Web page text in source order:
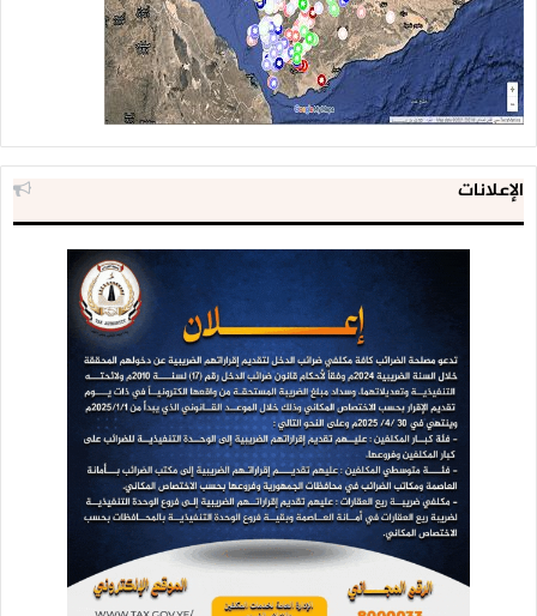
الإعلانات